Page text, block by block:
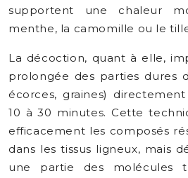
supportent une chaleur
menthe, la camomille ou le
La décoction, quant à elle,
prolongée des parties dures
écorces, graines)
10 à 30 minutes. Cette
efficacement les composés
dans les tissus ligneux, mais
une partie des molécules